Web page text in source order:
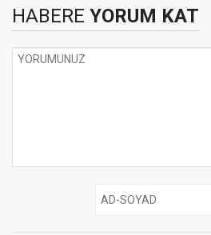
HABERE YORUM KAT